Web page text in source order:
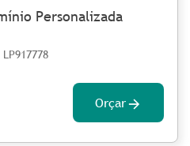
Personalizada
LP917778
Orçar